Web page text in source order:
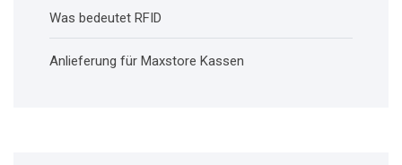
Was bedeutet RFID
Anlieferung für Maxstore Kassen